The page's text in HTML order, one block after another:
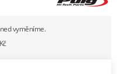
vyměníme.